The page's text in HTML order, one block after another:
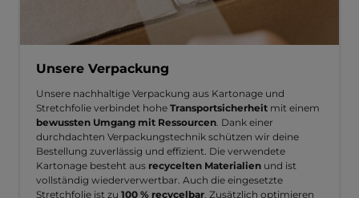
Unsere Verpackung
Unsere nachhaltige Verpackung aus Kartonage und
Stretchfolie verbindet hohe Transportsicherheit mit einem
bewussten Umgang mit Ressourcen . Dank einer
durchdachten Verpackungstechnik schützen wir deine
Bestellung zuverlässig und effizient. Die verwendete
Kartonage besteht aus recycelten Materialien und ist
vollständig wiederverwertbar. Auch die eingesetzte
Stretchfolie ist zu 100 % recycelbar . Zusätzlich optimieren